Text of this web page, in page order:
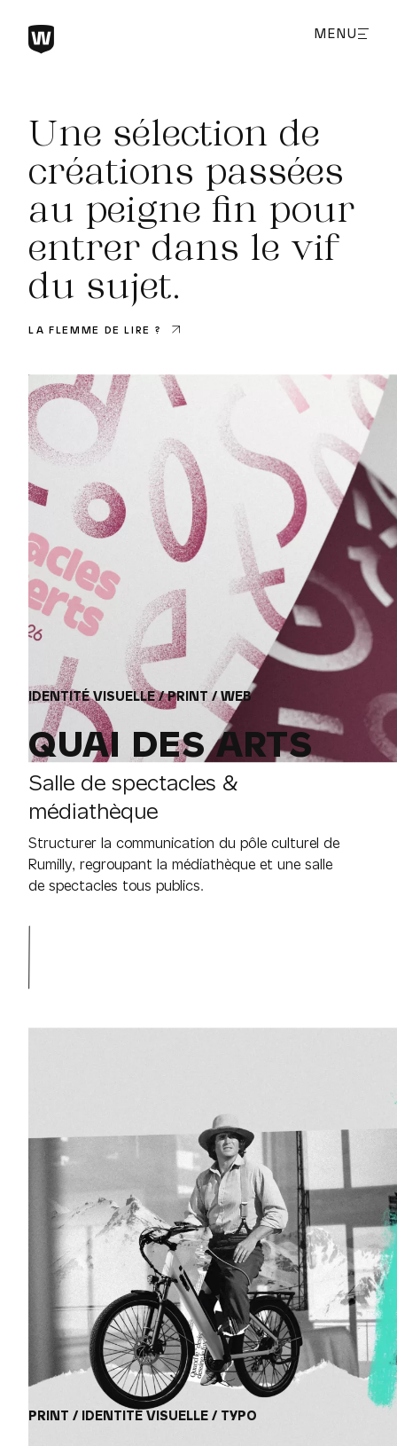
MENU
FERMER
Une sélection de
créations passées
au peigne fin pour
entrer dans le vif
du sujet.
LA FLEMME DE LIRE ?
IDENTITÉ VISUELLE / PRINT / WEB
QUAI DES ARTS
Salle de spectacles &
médiathèque
Structurer la communication du pôle culturel de
Rumilly, regroupant la médiathèque et une salle
de spectacles tous publics.
PRINT / IDENTITÉ VISUELLE / TYPO